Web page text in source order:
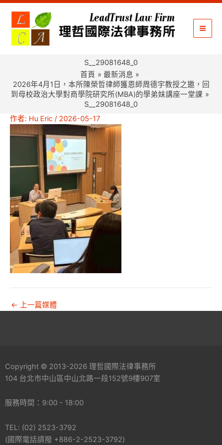
跳
S__29081648_0
首頁
最新消息
2026年4月1日，本所陳榮哲律師獲恩師周德宇教授之邀，回
到母校政治大學對商學院研究所(MBA)的學弟妹講座一堂課
S__29081648_0
作者: Hu Eric / 2026-05-17
← 上一篇媒體
Copyright © 2013-2026 理哲國際法律事務所
104 台北市中山區中山北路一段152號9樓907室
服務時間：9:00 - 18:00
TEL: (02) 2523-3792
(國際電話請撥 +886-2-2523-3792)